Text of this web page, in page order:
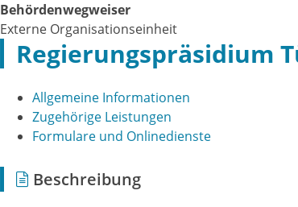
Behördenwegweiser
Externe Organisationseinheit
Regierungspräsidium
Allgemeine Informationen
Zugehörige Leistungen
Formulare und Onlinedienste
Beschreibung